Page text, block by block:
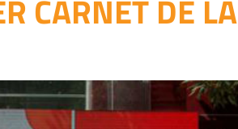
CARNET DE LA